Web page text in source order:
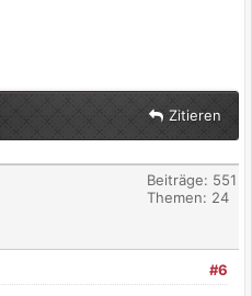
Zitieren
Beiträge: 551
Themen: 24
#6